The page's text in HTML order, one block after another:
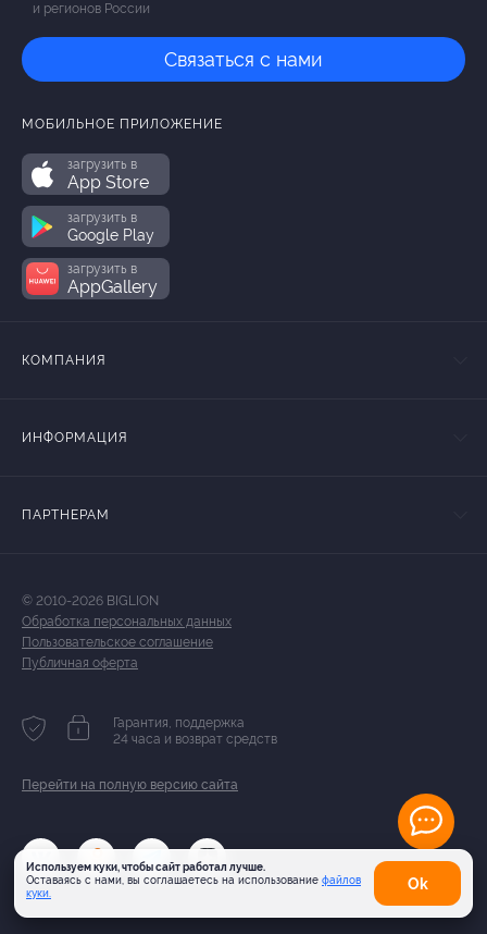
Используем куки, чтобы сайт работал лучше.
Оставаясь с нами, вы соглашаетесь на использование файлов
куки.
Оk
и регионов России
Связаться с нами
МОБИЛЬНОЕ ПРИЛОЖЕНИЕ
загрузить в
App Store
загрузить в
Google Play
загрузить в
AppGallery
КОМПАНИЯ
ИНФОРМАЦИЯ
ПАРТНЕРАМ
© 2010-2026 BIGLION
Обработка персональных данных
Пользовательское соглашение
Публичная оферта
Гарантия, поддержка
24 часа и возврат средств
Перейти на полную версию сайта